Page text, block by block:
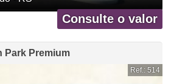
Consulte o valor
Park Premium
Ref.: 514